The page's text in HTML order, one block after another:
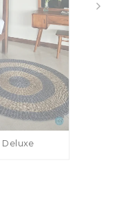
Deluxe